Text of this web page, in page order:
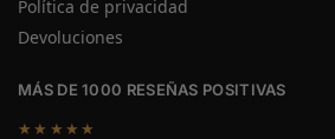
Política de privacidad
Devoluciones
MÁS DE 1000 RESEÑAS POSITIVAS
★★★★★